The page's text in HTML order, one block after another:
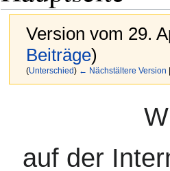
Version vom 29.
Beiträge)
(Unterschied) ← Nächstältere Version
auf der